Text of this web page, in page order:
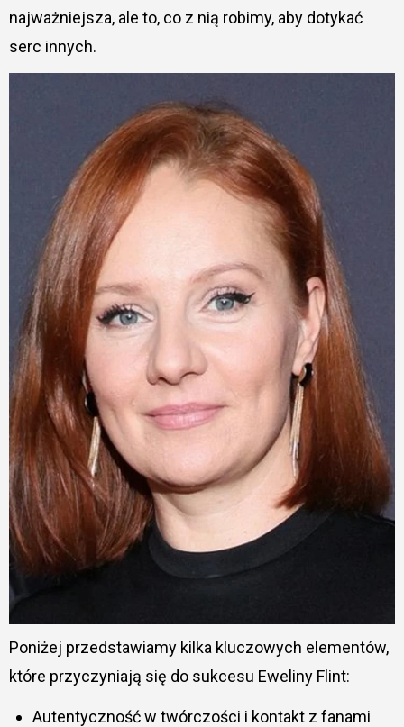
najważniejsza, ale to, co z nią robimy, aby dotykać
serc innych.
Poniżej przedstawiamy kilka kluczowych elementów,
które przyczyniają się do sukcesu Eweliny Flint:
Autentyczność w twórczości i kontakt z fanami